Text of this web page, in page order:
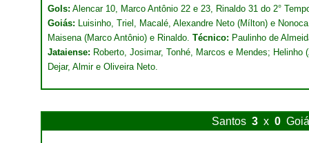
Gols: Alencar 10, Marco Antônio 22 e 23, Rinaldo 31 do 2°
Goiás: Luisinho, Triel, Macalé, Alexandre Neto (Mílton) e
Maisena (Marco Antônio) e Rinaldo. Técnico: Paulinho de
Jataiense: Roberto, Josimar, Tonhé, Marcos e Mendes; Helinho
Dejar, Almir e Oliveira Neto.
Santos 3 x 0